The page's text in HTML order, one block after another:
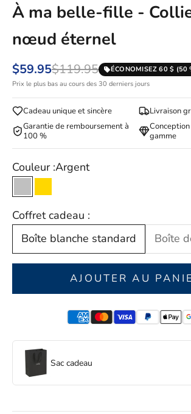
À ma belle-fille -
nœud éternel
$59.95$119.95
ÉCONOMISEZ 60 $ (50
Prix le plus bas au cours des 30 derniers jours
Cadeau unique et sincère
Livraison
Garantie de remboursement à
100 %
gamme
Couleur :Argent
Argent
L'or
Coffret cadeau :
Boîte blanche standard
Boîte
AJOUTER AU
Sac cadeau